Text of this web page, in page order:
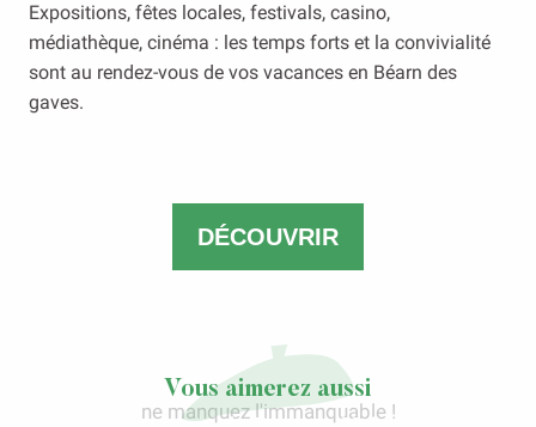
Expositions, fêtes locales, festivals, casino,
médiathèque, cinéma : les temps forts et la convivialité
sont au rendez-vous de vos vacances en Béarn des
gaves.
DÉCOUVRIR
Vous aimerez aussi
ne manquez l'immanquable !